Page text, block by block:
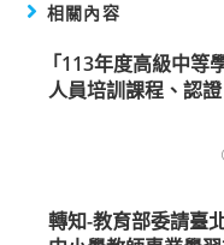
相關內容
「113年度高級中
人員培訓課程、認
轉知-教育部委請臺